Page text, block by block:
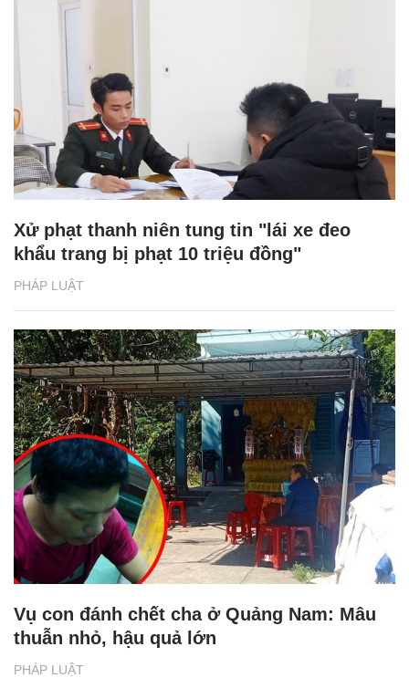
PHÁP LUẬT
Xử phạt thanh niên tung tin "lái xe đeo
khẩu trang bị phạt 10 triệu đồng"
PHÁP LUẬT
Vụ con đánh chết cha ở Quảng Nam: Mâu
thuẫn nhỏ, hậu quả lớn